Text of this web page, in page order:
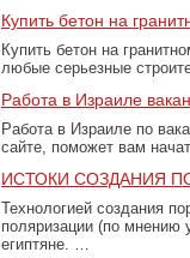
Купить бетон на
Купить бетон на
любые серьезные
Работа в Израиле
Работа в Израиле по
сайте, поможет вам
ИСТОКИ СОЗДАНИЯ
Технологией создания
поляризации (по
египтяне. …